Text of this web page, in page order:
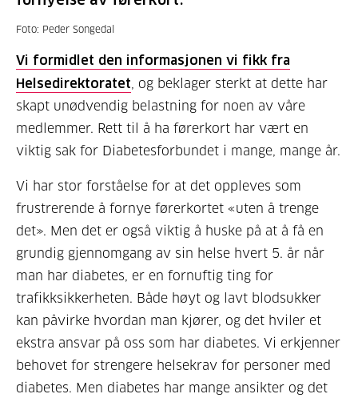
Foto: Peder Songedal
Vi formidlet den informasjonen vi fikk fra
Helsedirektoratet, og beklager sterkt at dette har
skapt unødvendig belastning for noen av våre
medlemmer. Rett til å ha førerkort har vært en
viktig sak for Diabetesforbundet i mange, mange år.
Vi har stor forståelse for at det oppleves som
frustrerende å fornye førerkortet «uten å trenge
det». Men det er også viktig å huske på at å få en
grundig gjennomgang av sin helse hvert 5. år når
man har diabetes, er en fornuftig ting for
trafikksikkerheten. Både høyt og lavt blodsukker
kan påvirke hvordan man kjører, og det hviler et
ekstra ansvar på oss som har diabetes. Vi erkjenner
behovet for strengere helsekrav for personer med
diabetes. Men diabetes har mange ansikter og det